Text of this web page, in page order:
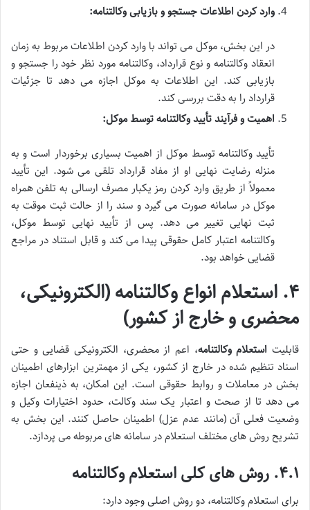
وارد کردن اطلاعات جستجو و بازیابی وکالتنامه:
در این بخش، موکل می تواند با وارد کردن اطلاعات مربوط به زمان
انعقاد وکالتنامه و نوع قرارداد، وکالتنامه مورد نظر خود را جستجو و
بازیابی کند. این اطلاعات به موکل اجازه می دهد تا جزئیات
قرارداد را به دقت بررسی کند.
اهمیت و فرآیند تأیید وکالتنامه توسط موکل:
تأیید وکالتنامه توسط موکل از اهمیت بسیاری برخوردار است و به
منزله رضایت نهایی او از مفاد قرارداد تلقی می شود. این تأیید
معمولاً از طریق وارد کردن رمز یکبار مصرف ارسالی به تلفن همراه
موکل در سامانه صورت می گیرد و سند را از حالت ثبت موقت به
ثبت نهایی تغییر می دهد. پس از تأیید نهایی توسط موکل،
وکالتنامه اعتبار کامل حقوقی پیدا می کند و قابل استناد در مراجع
قضایی خواهد بود.
۴. استعلام انواع وکالتنامه (الکترونیکی،
محضری و خارج از کشور)
قابلیت استعلام وکالتنامه، اعم از محضری، الکترونیکی قضایی و حتی
اسناد تنظیم شده در خارج از کشور، یکی از مهمترین ابزارهای اطمینان
بخش در معاملات و روابط حقوقی است. این امکان، به ذینفعان اجازه
می دهد تا از صحت و اعتبار یک سند وکالت، حدود اختیارات وکیل و
وضعیت فعلی آن (مانند عدم عزل) اطمینان حاصل کنند. این بخش به
تشریح روش های مختلف استعلام در سامانه های مربوطه می پردازد.
۴.۱. روش های کلی استعلام وکالتنامه
برای استعلام وکالتنامه، دو روش اصلی وجود دارد: